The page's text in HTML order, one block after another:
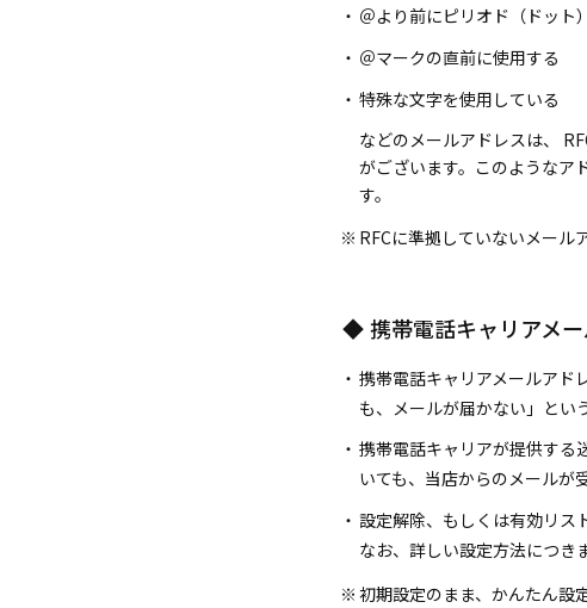
＠より前にピリオド（ドット
＠マークの直前に使用する
特殊な文字を使用している
などのメールアドレスは、
がございます。このようなア
す。
RFCに準拠していないメール
携帯電話キャリアメ
携帯電話キャリアメールア
も、メールが届かない」とい
携帯電話キャリアが提供する
いても、当店からのメールが
設定解除、もしくは有効リ
なお、詳しい設定方法につき
初期設定のまま、かんたん設